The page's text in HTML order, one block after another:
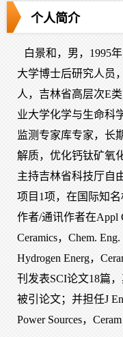
个人简介
白景和，男，1995
大学博士后研究人员
人，吉林省高层次E类
业大学化学与生命科
监测专家库专家，长
解质，优化钙钛矿氧
主持吉林省科技厅自
项目1项，在国际知
作者/通讯作者在Appl
Ceramics，Chem.
Hydrogen Energ，
刊发表SCI论文18篇
被引论文；并担任J
Power Sources，